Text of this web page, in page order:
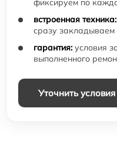
фиксируем по
встроенная техника:
сразу закладываем
гарантия: условия
выполненного
Уточнить условия